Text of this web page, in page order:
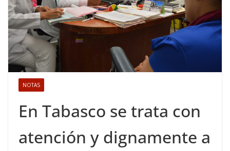
NOTAS
En Tabasco se trata con
atención y dignamente a